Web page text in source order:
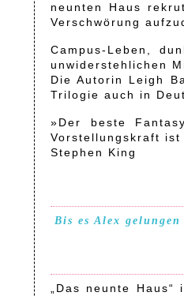
neunten Haus
Verschwörung
Campus-Leben,
unwiderstehlichen
Die Autorin Leigh
Trilogie auch in
»Der beste
Vorstellungskraft
Stephen King
Bis es Alex
„Das neunte